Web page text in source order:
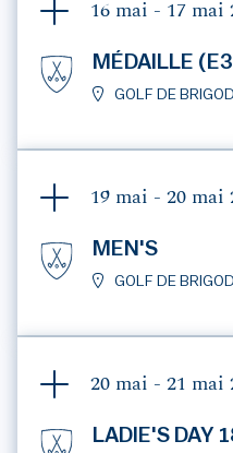
16 mai - 17 mai
MÉDAILLE
GOLF DE
19 mai - 20 mai
MEN'S
GOLF DE
20 mai - 21 mai
LADIE'S DAY